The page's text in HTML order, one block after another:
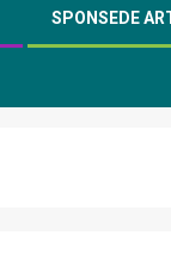
SPONSEDE